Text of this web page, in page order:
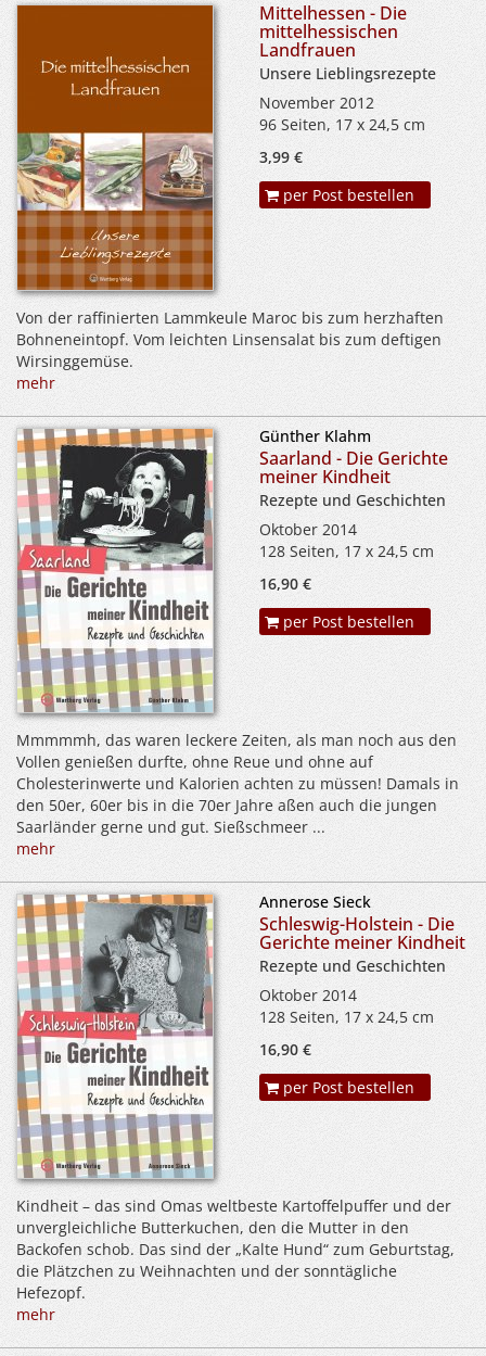
Mittelhessen - Die
mittelhessischen
Landfrauen
Unsere Lieblingsrezepte
November 2012
96 Seiten, 17 x 24,5 cm
3,99 €
per Post bestellen
Von der raffinierten Lammkeule Maroc bis zum herzhaften
Bohneneintopf. Vom leichten Linsensalat bis zum deftigen
Wirsinggemüse.
mehr
Günther Klahm
Saarland - Die Gerichte
meiner Kindheit
Rezepte und Geschichten
Oktober 2014
128 Seiten, 17 x 24,5 cm
16,90 €
per Post bestellen
Mmmmmh, das waren leckere Zeiten, als man noch aus den
Vollen genießen durfte, ohne Reue und ohne auf
Cholesterinwerte und Kalorien achten zu müssen! Damals in
den 50er, 60er bis in die 70er Jahre aßen auch die jungen
Saarländer gerne und gut. Sießschmeer ...
mehr
Annerose Sieck
Schleswig-Holstein - Die
Gerichte meiner Kindheit
Rezepte und Geschichten
Oktober 2014
128 Seiten, 17 x 24,5 cm
16,90 €
per Post bestellen
Kindheit – das sind Omas weltbeste Kartoffelpuffer und der
unvergleichliche Butterkuchen, den die Mutter in den
Backofen schob. Das sind der „Kalte Hund“ zum Geburtstag,
die Plätzchen zu Weihnachten und der sonntägliche
Hefezopf.
mehr